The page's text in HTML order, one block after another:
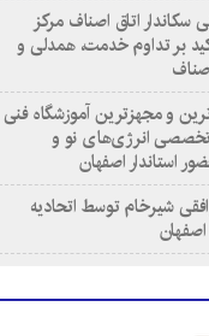
سکاندار اتاق اصناف مرکز
بر تداوم خدمت، همدلی و
و مجهزترین آموزشگاه فنی
تخصصی انرژی‌های نو و
استاندار اصفهان
شیرخام توسط اتحادیه